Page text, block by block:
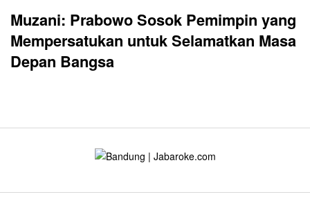
Muzani: Prabowo Sosok Pemimpin yang
Mempersatukan untuk Selamatkan Masa
Depan Bangsa